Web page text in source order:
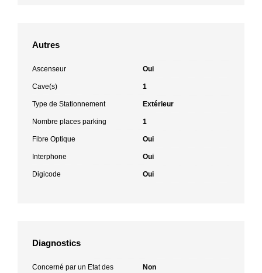
Autres
Ascenseur Oui
Cave(s) 1
Type de Stationnement Extérieur
Nombre places parking 1
Fibre Optique Oui
Interphone Oui
Digicode Oui
Diagnostics
Concerné par un Etat des
Non